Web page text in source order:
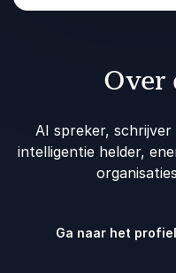
Over
AI spreker,
intelligentie helder,
Ga naar het